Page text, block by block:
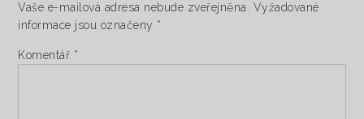
Vaše e-mailová adresa nebude zveřejněna.
Vyžadované
informace jsou označeny *
Komentář *